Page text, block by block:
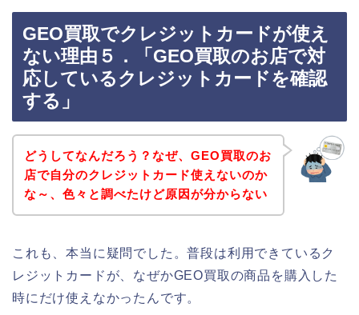
GEO買取でクレジットカードが使え
ない理由５．「GEO買取のお店で対
応しているクレジットカードを確認
する」
どうしてなんだろう？なぜ、GEO買取のお
店で自分のクレジットカード使えないのか
な～、色々と調べたけど原因が分からない
これも、本当に疑問でした。普段は利用できているク
レジットカードが、なぜかGEO買取の商品を購入した
時にだけ使えなかったんです。